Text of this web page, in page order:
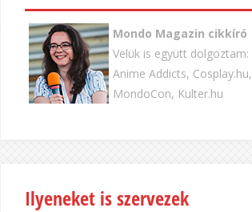
Mondo Magazin cikkíró
Velük is együtt dolgoztam:
Anime Addicts, Cosplay.hu,
MondoCon, Kulter.hu
Ilyeneket is szervezek